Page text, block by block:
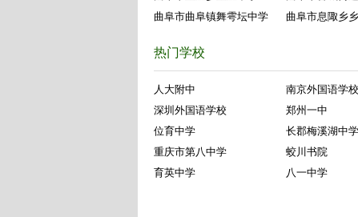
曲阜市曲阜镇舞雩坛中学
曲阜市息陬乡
热门学校
人大附中 南京外国语学校
深圳外国语学校
郑州一中
位育中学
长郡梅溪湖中学
重庆市第八中学
蛟川书院
育英中学
八一中学